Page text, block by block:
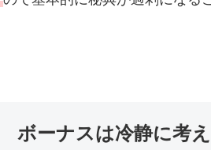
ボーナスは冷静に考